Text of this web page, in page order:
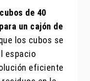
de 40
un cajón de
los cubos se
espacio
eficiente